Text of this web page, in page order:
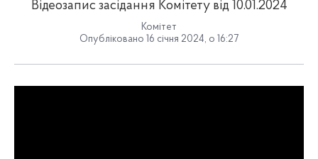
Відеозапис засідання Комітету від 10.01.2024
Комітет
Опубліковано 16 січня 2024, о 16:27